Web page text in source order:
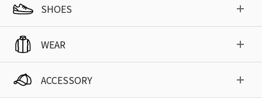
SHOES
WEAR
ACCESSORY